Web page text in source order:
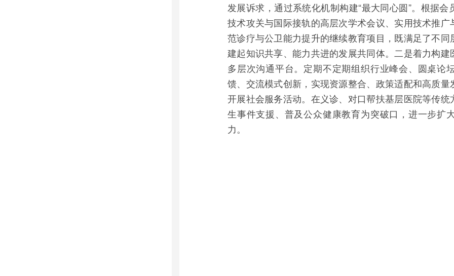
发展诉求，通过系统化机制构建“最大同心圆”。根据
技术攻关与国际接轨的高层次学术会议、实用技术推
范诊疗与公卫能力提升的继续教育项目，既满足了不
建起知识共享、能力共进的发展共同体。二是着力构
多层次沟通平台。定期不定期组织行业峰会、圆桌论
馈、交流模式创新，实现资源整合、政策适配和高质
开展社会服务活动。在义诊、对口帮扶基层医院等传
生事件支援、普及公众健康教育为突破口，进一步扩
力。